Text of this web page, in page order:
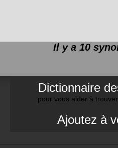
Il y a 10
Dictionnaire
pour vous aider à
Ajoutez à